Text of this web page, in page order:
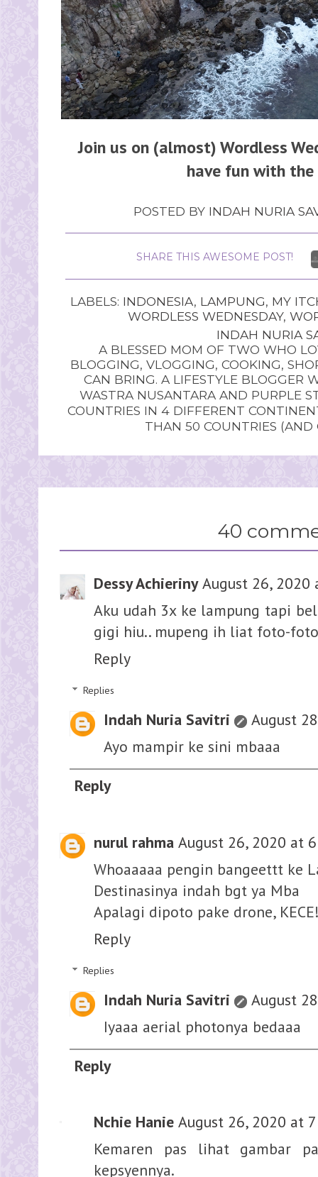
Join us on (almost) Wordless
have fun with
POSTED BY INDAH NURIA
SHARE THIS AWESOME POST!
LABELS: INDONESIA, LAMPUNG, MY
WORDLESS WEDNESDAY,
INDAH NURIA
A BLESSED MOM OF TWO WHO
BLOGGING, VLOGGING, COOKING,
CAN BRING. A LIFESTYLE BLOGGER
WASTRA NUSANTARA AND PURPLE
COUNTRIES IN 4 DIFFERENT
THAN 50 COUNTRIES
40
Dessy Achieriny August 26, 2020
Aku udah 3x ke lampung tapi
gigi hiu.. mupeng ih liat foto-
Reply
Replies
Indah Nuria Savitri
August
Ayo mampir ke sini mbaaa
Reply
nurul rahma August 26, 2020 at
Whoaaaaa pengin bangeettt ke
Destinasinya indah bgt ya Mba
Apalagi dipoto pake drone,
Reply
Replies
Indah Nuria Savitri
August
Iyaaa aerial photonya bedaaa
Reply
Nchie Hanie August 26, 2020 at
Kemaren pas lihat gambar
kepsyennya.